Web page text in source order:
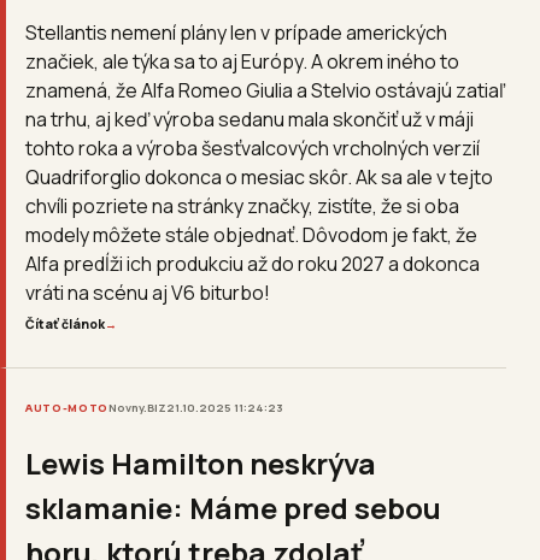
Stellantis nemení plány len v prípade amerických
značiek, ale týka sa to aj Európy. A okrem iného to
znamená, že Alfa Romeo Giulia a Stelvio ostávajú zatiaľ
na trhu, aj keď výroba sedanu mala skončiť už v máji
tohto roka a výroba šesťvalcových vrcholných verzií
Quadriforglio dokonca o mesiac skôr. Ak sa ale v tejto
chvíli pozriete na stránky značky, zistíte, že si oba
modely môžete stále objednať. Dôvodom je fakt, že
Alfa predĺži ich produkciu až do roku 2027 a dokonca
vráti na scénu aj V6 biturbo!
Čítať článok→
AUTO-MOTONovny.BIZ21.10.2025 11:24:23
Lewis Hamilton neskrýva
sklamanie: Máme pred sebou
horu, ktorú treba zdolať